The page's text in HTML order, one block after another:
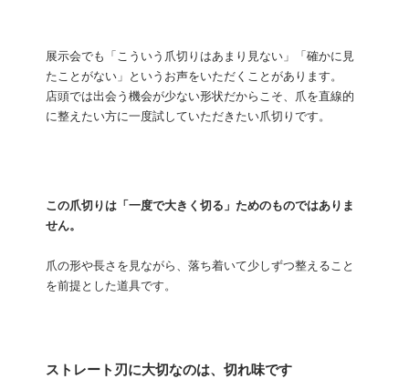
展示会でも「こういう爪切りはあまり見ない」「確かに見
たことがない」というお声をいただくことがあります。
店頭では出会う機会が少ない形状だからこそ、爪を直線的
に整えたい方に一度試していただきたい爪切りです。
この爪切りは「一度で大きく切る」ためのものではありま
せん。
爪の形や長さを見ながら、落ち着いて少しずつ整えること
を前提とした道具です。
ストレート刃に大切なのは、切れ味です